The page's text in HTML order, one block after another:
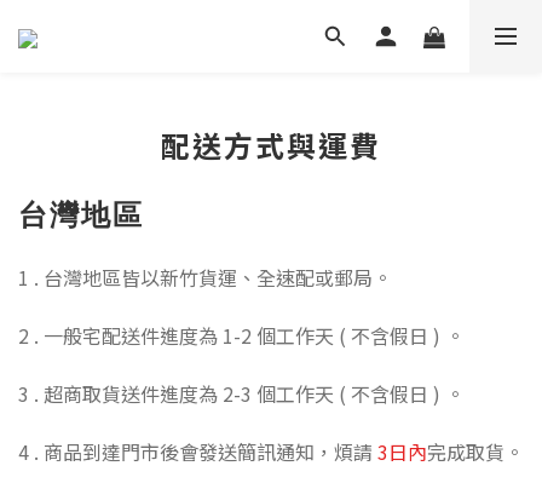
配送方式與運費
台灣地區
1 . 台灣地區皆以新竹貨運、全速配或郵局。
2 . 一般宅配送件進度為 1-2 個工作天 ( 不含假日 ) 。
3 . 超商取貨送件進度為 2-3 個工作天 ( 不含假日 ) 。
4 . 商品到達門市後會發送簡訊通知，煩請 3日內完成取貨。